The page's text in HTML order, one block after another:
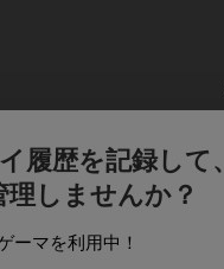
履歴を記録して、
しませんか？
ーマを利用中！